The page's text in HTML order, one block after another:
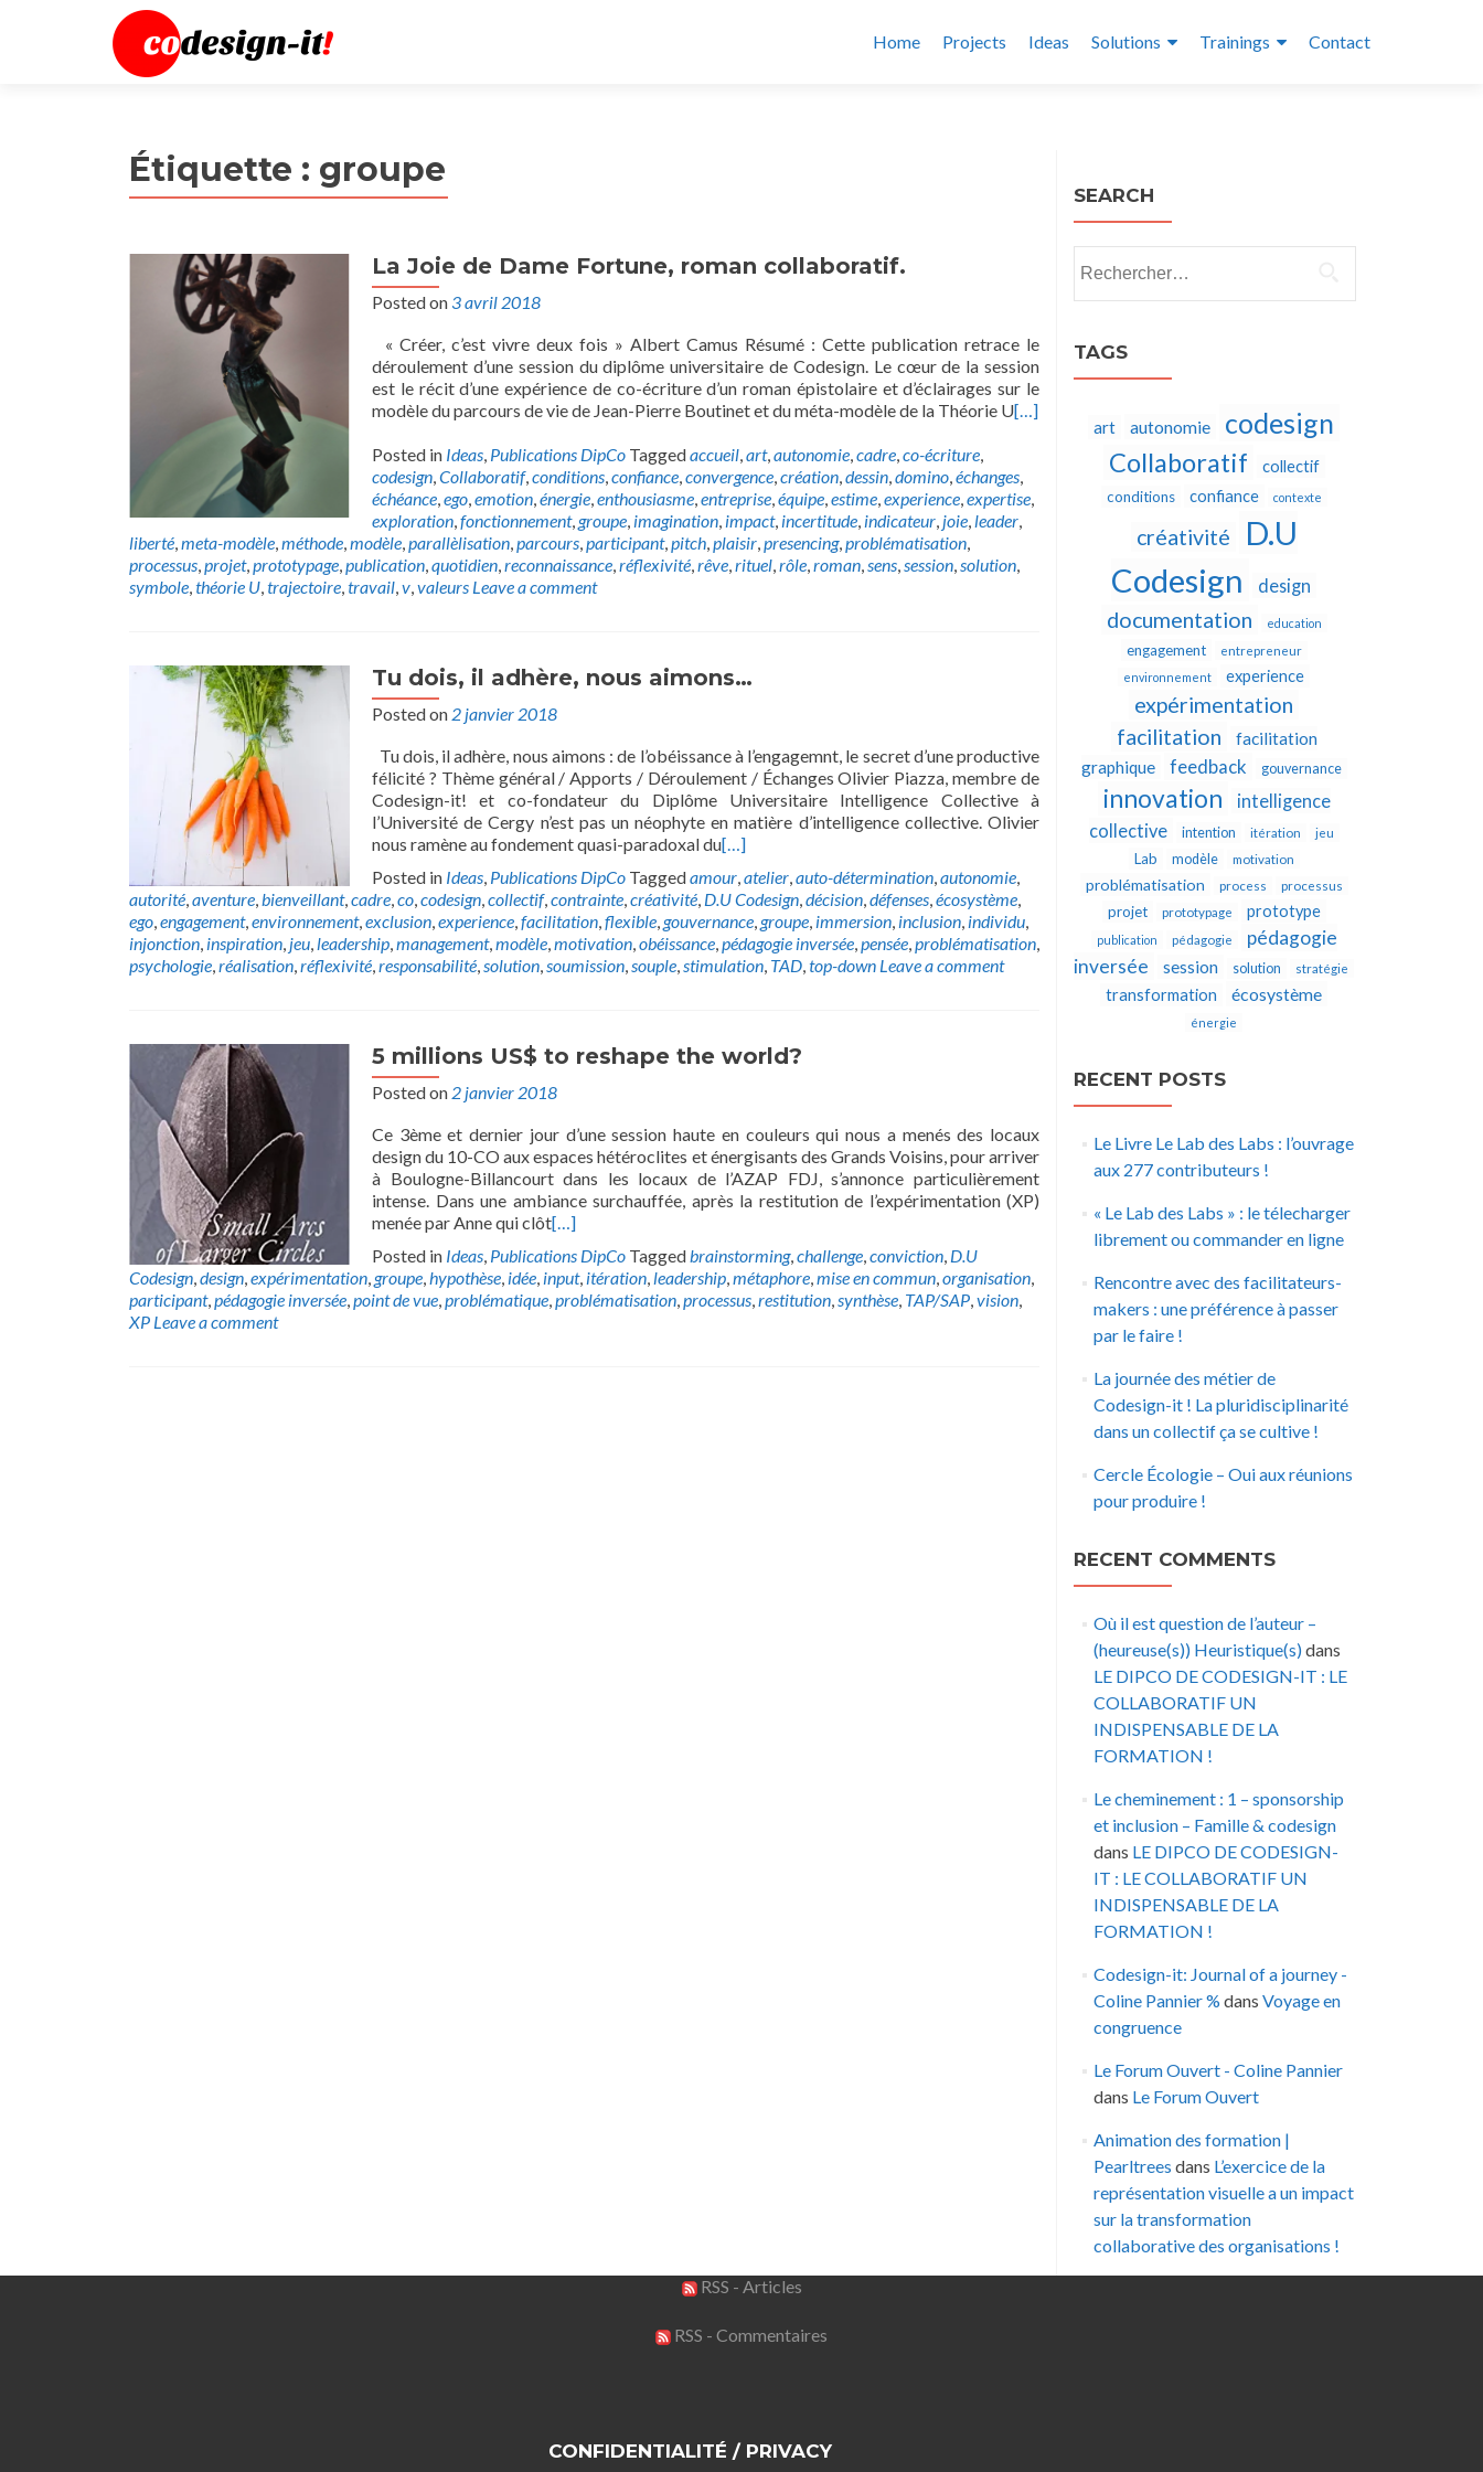
Home Projects Ideas Solutions Trainings Contact
Étiquette : groupe
La Joie de Dame Fortune, roman collaboratif.
Posted on 3 avril 2018
« Créer, c’est vivre deux fois » Albert Camus Résumé : Cette publication retrace le
déroulement d’une session du diplôme universitaire de Codesign. Le cœur de la session
est le récit d’une expérience de co-écriture d’un roman épistolaire et d’éclairages sur le
modèle du parcours de vie de Jean-Pierre Boutinet et du méta-modèle de la Théorie U[…]
Posted in Ideas, Publications DipCo Taggedaccueil,art,autonomie,cadre,co-écriture,
codesign,Collaboratif,conditions,confiance,convergence,création,dessin,domino,échanges,
échéance,ego,emotion,énergie,enthousiasme,entreprise,équipe,estime,experience,expertise,
exploration,fonctionnement,groupe, imagination, impact, incertitude, indicateur, joie, leader,
liberté,meta-modèle,méthode,modèle,parallèlisation,parcours,participant,pitch,plaisir,presencing,problématisation,
processus,projet,prototypage,publication,quotidien,reconnaissance,réflexivité,rêve,rituel,rôle,roman,sens,session,solution,
symbole,théorie U,trajectoire,travail,v,valeurs Leave a comment
Tu dois, il adhère, nous aimons…
Posted on 2 janvier 2018
Tu dois, il adhère, nous aimons : de l’obéissance à l’engagemnt, le secret d’une productive
félicité ? Thème général / Apports / Déroulement / Échanges Olivier Piazza, membre de
Codesign-it! et co-fondateur du Diplôme Universitaire Intelligence Collective à
l’Université de Cergy n’est pas un néophyte en matière d’intelligence collective. Olivier
nous ramène au fondement quasi-paradoxal du[…]
Posted in Ideas, Publications DipCo Taggedamour,atelier,auto-détermination,autonomie,
autorité,aventure,bienveillant,cadre,co,codesign,collectif,contrainte,créativité, D.U Codesign,décision,défenses,écosystème,
ego,engagement,environnement,exclusion,experience,facilitation,flexible,gouvernance,groupe, immersion, inclusion, individu,
injonction, inspiration, jeu, leadership,management,modèle,motivation,obéissance,pédagogie inversée,pensée,problématisation,
psychologie,réalisation,réflexivité,responsabilité,solution,soumission,souple,stimulation, TAD,top-down Leave a comment
5 millions US$ to reshape the world?
Posted on 2 janvier 2018
Ce 3ème et dernier jour d’une session haute en couleurs qui nous a menés des locaux
design du 10-CO aux espaces hétéroclites et énergisants des Grands Voisins, pour arriver
à Boulogne-Billancourt dans les locaux de l’AZAP FDJ, s’annonce particulièrement
intense. Dans une ambiance surchauffée, après la restitution de l’expérimentation (XP)
menée par Anne qui clôt[…]
Posted in Ideas, Publications DipCo Taggedbrainstorming,challenge,conviction, D.U
Codesign,design,expérimentation,groupe,hypothèse, idée, input, itération, leadership,métaphore,mise en commun,organisation,
participant,pédagogie inversée,point de vue,problématique,problématisation,processus,restitution,synthèse, TAP/SAP,vision,
XP Leave a comment
SEARCH
TAGS
art autonomie codesign
Collaboratif collectif
conditions confiance contexte
créativité
D.U
Codesign
design
documentation education
engagement
entrepreneur
environnement
experience
expérimentation
facilitation
facilitation
graphique
feedback gouvernance
innovation
intelligence
collective
intention itération jeu
Lab modèle motivation
problématisation process processus
projet prototypage prototype
publication pédagogie
pédagogie
inversée
session solution stratégie
transformation écosystème
énergie
RECENT POSTS
Le Livre Le Lab des Labs : l’ouvrage
aux 277 contributeurs !
« Le Lab des Labs » : le télecharger
librement ou commander en ligne
Rencontre avec des facilitateurs-
makers : une préférence à passer
par le faire !
La journée des métier de
Codesign-it ! La pluridisciplinarité
dans un collectif ça se cultive !
Cercle Écologie – Oui aux réunions
pour produire !
RECENT COMMENTS
Où il est question de l’auteur –
(heureuse(s)) Heuristique(s)dans
LE DIPCO DE CODESIGN-IT : LE
COLLABORATIF UN
INDISPENSABLE DE LA
FORMATION !
Le cheminement : 1 – sponsorship
et inclusion – Famille & codesign
dans LE DIPCO DE CODESIGN-
IT : LE COLLABORATIF UN
INDISPENSABLE DE LA
FORMATION !
Codesign-it: Journal of a journey -
Coline Pannier % dans Voyage en
congruence
Le Forum Ouvert - Coline Pannier
dans Le Forum Ouvert
Animation des formation |
Pearltrees dans L’exercice de la
représentation visuelle a un impact
sur la transformation
collaborative des organisations !
RSS - Articles
RSS - Commentaires
CONFIDENTIALITÉ / PRIVACY